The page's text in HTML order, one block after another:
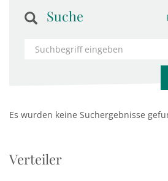
Suche
Es wurden keine Suchergebnisse
Verteiler